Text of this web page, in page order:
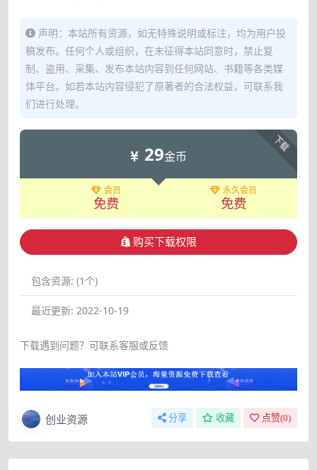
声明：本站所有资源，如无特殊说明或标注，均为用户投
稿发布。任何个人或组织，在未征得本站同意时，禁止复
制、盗用、采集、发布本站内容到任何网站、书籍等各类媒
体平台。如若本站内容侵犯了原著者的合法权益，可联系我
们进行处理。
下载
29金币
会员
免费
永久会员
免费
购买下载权限
包含资源: (1个)
最近更新: 2022-10-19
下载遇到问题？可联系客服或反馈
创业资源 分享 收藏 点赞(0)